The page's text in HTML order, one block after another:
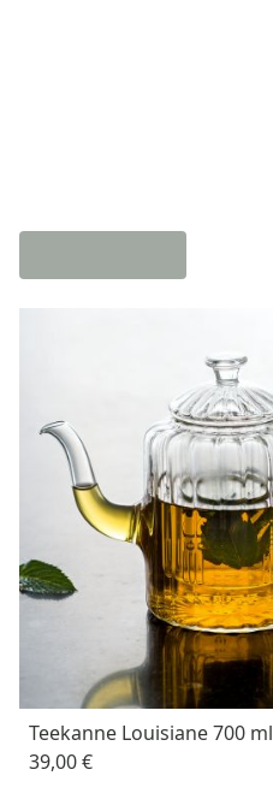
Teekanne Louisiane 700 ml
39,00 €